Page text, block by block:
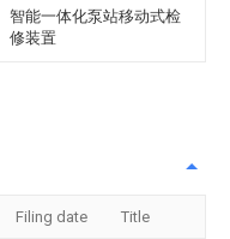
智能一体化泵站移动式检
修装置
Filing date Title